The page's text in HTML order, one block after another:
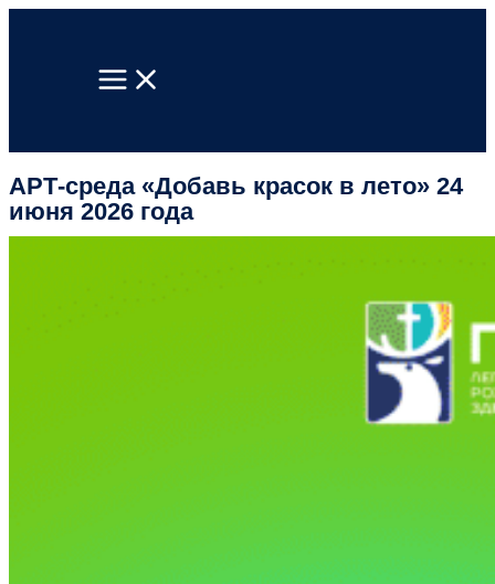
содержимому
АРТ-среда «Добавь красок в лето» 24
июня 2026 года